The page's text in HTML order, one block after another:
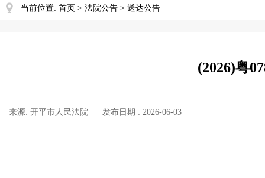
当前位置: 首页 > 法院公告 > 送达公告
(2026)粤
来源: 开平市人民法院 发布日期 : 2026-06-03